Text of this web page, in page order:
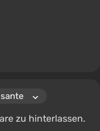
zu hinterlassen.